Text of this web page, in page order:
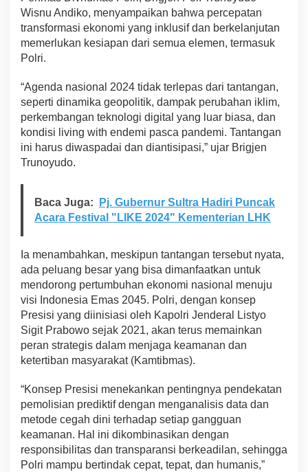
,
F
o
W
u
j
u
e
a
n
a
n
D
a
l
a
m
N
e
e
r
Wisnu Andiko, menyampaikan bahwa percepatan
transformasi ekonomi yang inklusif dan berkelanjutan
memerlukan kesiapan dari semua elemen, termasuk
Polri.
“Agenda nasional 2024 tidak terlepas dari tantangan,
seperti dinamika geopolitik, dampak perubahan iklim,
perkembangan teknologi digital yang luar biasa, dan
kondisi living with endemi pasca pandemi. Tantangan
ini harus diwaspadai dan diantisipasi,” ujar Brigjen
Trunoyudo.
Baca Juga:
Pj. Gubernur Sultra Hadiri Puncak
Acara Festival "LIKE 2024" Kementerian LHK
Ia menambahkan, meskipun tantangan tersebut nyata,
ada peluang besar yang bisa dimanfaatkan untuk
mendorong pertumbuhan ekonomi nasional menuju
visi Indonesia Emas 2045. Polri, dengan konsep
Presisi yang diinisiasi oleh Kapolri Jenderal Listyo
Sigit Prabowo sejak 2021, akan terus memainkan
peran strategis dalam menjaga keamanan dan
ketertiban masyarakat (Kamtibmas).
“Konsep Presisi menekankan pentingnya pendekatan
pemolisian prediktif dengan menganalisis data dan
metode cegah dini terhadap setiap gangguan
keamanan. Hal ini dikombinasikan dengan
responsibilitas dan transparansi berkeadilan, sehingga
Polri mampu bertindak cepat, tepat, dan humanis,”